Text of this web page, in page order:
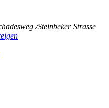
/Steinbeker Strasse